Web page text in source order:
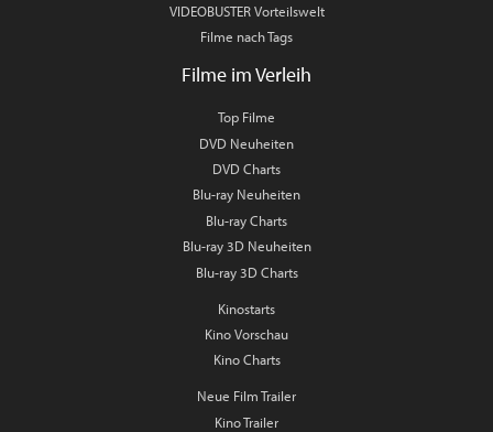
VIDEOBUSTER Vorteilswelt
Filme nach Tags
Filme im Verleih
Top Filme
DVD Neuheiten
DVD Charts
Blu-ray Neuheiten
Blu-ray Charts
Blu-ray 3D Neuheiten
Blu-ray 3D Charts
Kinostarts
Kino Vorschau
Kino Charts
Neue Film Trailer
Kino Trailer